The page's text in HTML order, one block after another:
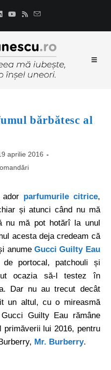
bărbătesc al
aprilie 2016
parfumurile citrice,
și atunci când nu mă
nu mă pot hotărî la unul
acesta deja credeam că
anume Gucci Guilty Eau
de portocal, patchouli și
ocazia să-l testez în
Dar nu au trecut decât
un altul, cu o mireasmă
Guilty Eau rămâne
primăverii lui 2016, pentru
Mr. Burberry.